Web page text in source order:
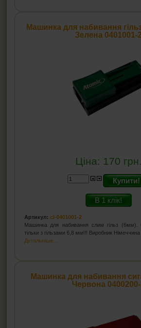
Машинка для набивання
Зелена 0401001-2
Ціна: 170 грн.
Купити!
В 1 клік!
Артикул: cl-0401001-2
Машинка для набивання слим гільз (6мм).
тільки з гільзами 6,8 мм!!! Виробник Німеччина
Детальніше...
Машинка для набивання
Червона